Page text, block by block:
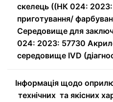
скелець ((НК 024:
приготування/
Середовище для
024: 2023: 57730
середовище IVD
Інформація щодо
технічних та якісних